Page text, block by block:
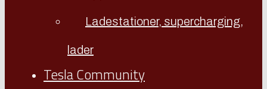
Ladestationer, supercharging,
lader
Tesla Community